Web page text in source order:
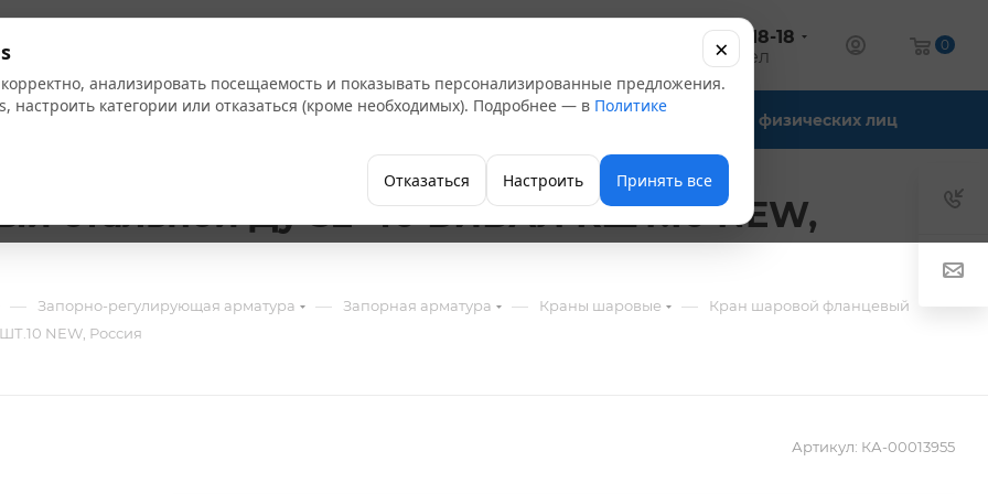
+7 (347) 246-18-18
оптовый отдел
0
Бренды Компания Офис-склады Для физических лиц
стальной Ду-32*40 БИВАЛ КШТ.10 NEW,
— Запорно-регулирующая арматура — Запорная арматура — Краны шаровые — Кран шаровой фланцевый
NEW, Россия
Артикул: КА-00013955
анализировать посещаемость и показывать персонализированные предложения.
настроить категории или отказаться (кроме необходимых). Подробнее — в Политике
Отказаться Настроить Принять все
×